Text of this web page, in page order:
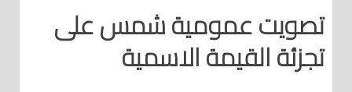
تصويت عمومية شمس على
تجزئة القيمة الاسمية